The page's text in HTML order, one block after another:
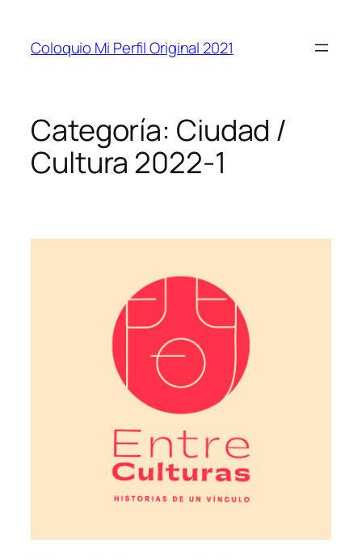
Coloquio Mi Perfil Original 2021
Categoría: Ciudad /
Cultura 2022-1